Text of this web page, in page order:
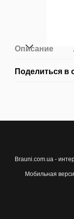
Описание
Поделиться в
Brauni.com.ua -
Мобильная